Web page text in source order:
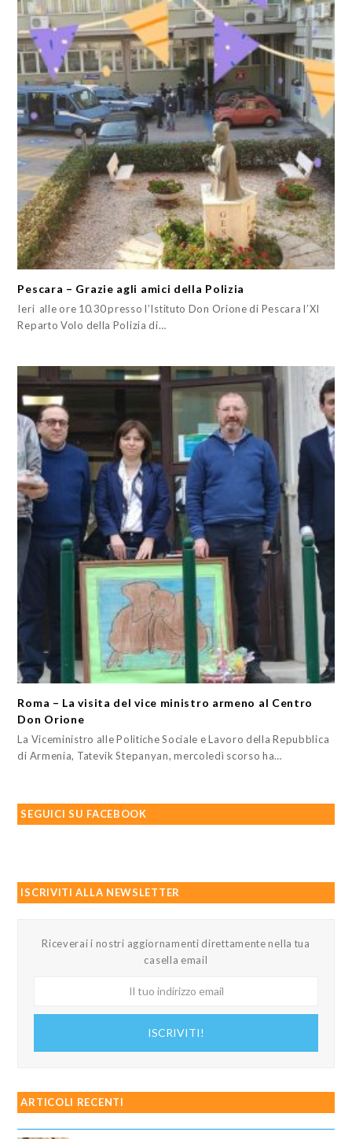
Pescara – Grazie agli amici della Polizia
Ieri alle ore 10.30 presso l’Istituto Don Orione di Pescara l’XI
Reparto Volo della Polizia di…
Roma – La visita del vice ministro armeno al Centro
Don Orione
La Viceministro alle Politiche Sociale e Lavoro della Repubblica
di Armenia, Tatevik Stepanyan, mercoledì scorso ha…
SEGUICI SU FACEBOOK
ISCRIVITI ALLA NEWSLETTER
Riceverai i nostri aggiornamenti direttamente nella tua
casella email
ISCRIVITI!
ARTICOLI RECENTI